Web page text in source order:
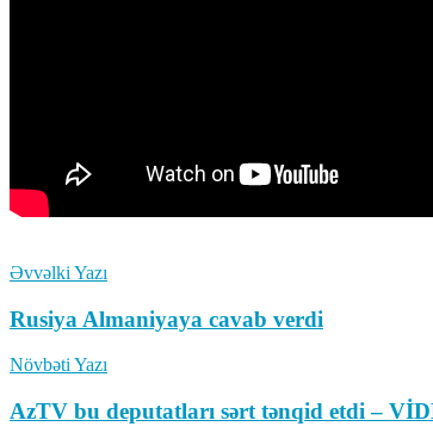
Əvvəlki Yazı
Rusiya Almaniyaya cavab verdi
Növbəti Yazı
AzTV bu deputatları sərt tənqid etdi –